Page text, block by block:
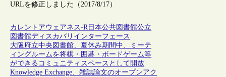
URLを修正しました（2017/8/17）
カレントアウェアネス-R日本公共図書館公立
図書館ディスカバリインターフェース
大阪府立中央図書館、夏休み期間中、ミーテ
ィングルームを将棋・囲碁・ボードゲーム等
ができるコミュニティスペースとして開放
Knowledge Exchange、雑誌論文のオープンアク